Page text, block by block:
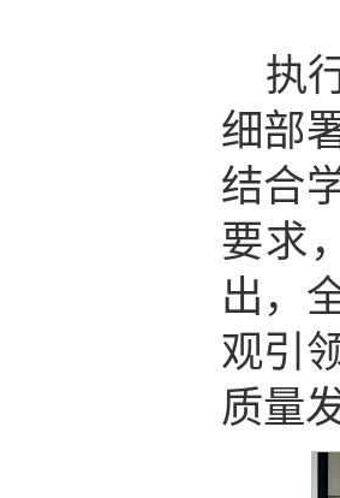
执
细部
结合
要求
出，
观引
质量